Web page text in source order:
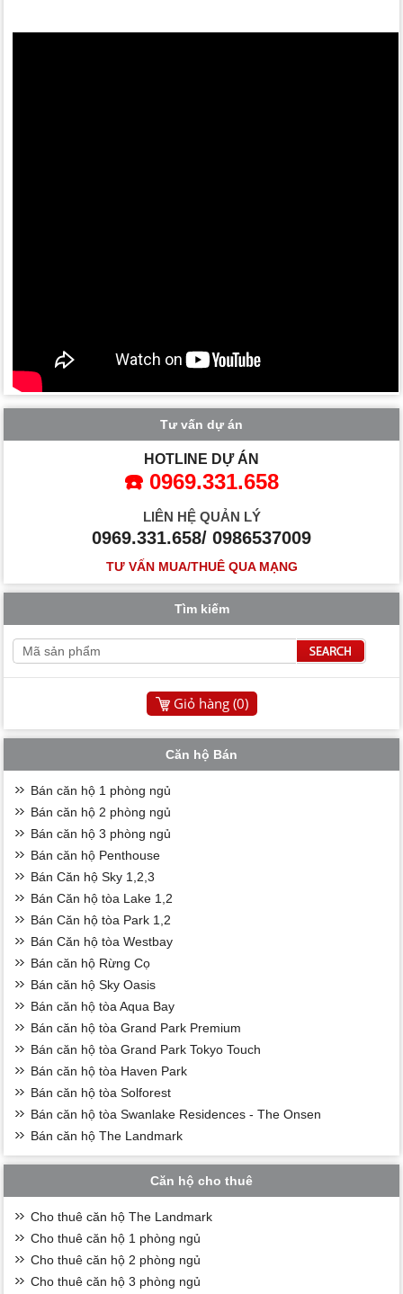
Tư vấn dự án
HOTLINE DỰ ÁN
☎️ 0969.331.658
LIÊN HỆ QUẢN LÝ
0969.331.658/ 0986537009
TƯ VẤN MUA/THUÊ QUA MẠNG
Tìm kiếm
Giỏ hàng (0)
Căn hộ Bán
Bán căn hộ 1 phòng ngủ
Bán căn hộ 2 phòng ngủ
Bán căn hộ 3 phòng ngủ
Bán căn hộ Penthouse
Bán Căn hộ Sky 1,2,3
Bán Căn hộ tòa Lake 1,2
Bán Căn hộ tòa Park 1,2
Bán Căn hộ tòa Westbay
Bán căn hộ Rừng Cọ
Bán căn hộ Sky Oasis
Bán căn hộ tòa Aqua Bay
Bán căn hộ tòa Grand Park Premium
Bán căn hộ tòa Grand Park Tokyo Touch
Bán căn hộ tòa Haven Park
Bán căn hộ tòa Solforest
Bán căn hộ tòa Swanlake Residences - The Onsen
Bán căn hộ The Landmark
Căn hộ cho thuê
Cho thuê căn hộ The Landmark
Cho thuê căn hộ 1 phòng ngủ
Cho thuê căn hộ 2 phòng ngủ
Cho thuê căn hộ 3 phòng ngủ